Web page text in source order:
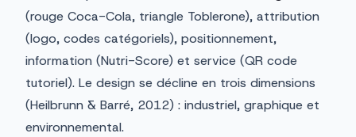
(rouge Coca-Cola, triangle Toblerone), attribution
(logo, codes catégoriels), positionnement,
information (Nutri-Score) et service (QR code
tutoriel). Le design se décline en trois dimensions
(Heilbrunn & Barré, 2012) : industriel, graphique et
environnemental.